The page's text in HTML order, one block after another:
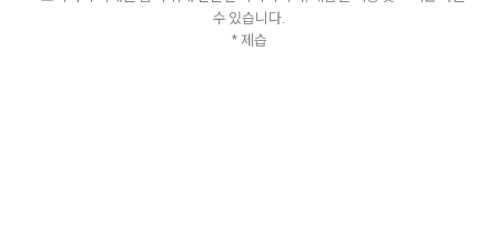
수 있습니다.
* 제습